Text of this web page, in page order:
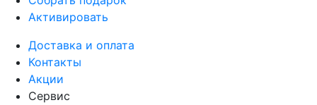
Активировать
Доставка и оплата
Контакты
Акции
Сервис